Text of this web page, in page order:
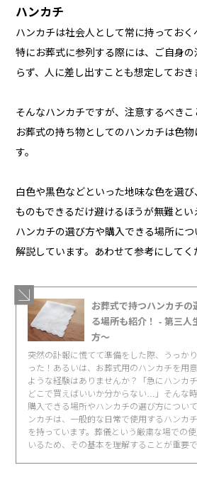
ハンカチ
ハンカチは社会人として常に持っておく
特にお葬式に参列する際には、ご自身
らず、人に差し出すことも想定しておき
そんなハンカチですが、注意するべきこ
お葬式の持ち物としてのハンカチは色
す。
白色や黒色などといった地味な色を選
ものもできるだけ避けるほうが無難とい
ハンカチの選び方や購入できる場所につ
解説しています。あわせて参考にしてく
お葬式で持つハンカチ
る場所も紹介！ - 第三
方〜
突然の訃報に慌てて準備をした際、うっか
った！あるいは、お葬式用のハンカチを用
ような経験はありませんか？「急にハンカ
どこで買えばいいか分からない…」そんな
購入できる場所やハンカチの選び方につい
ンカチは、一般的な日常で使用するハンカ
を持っています。葬儀という厳粛な場での
いるため、その基本を理解することが重要で